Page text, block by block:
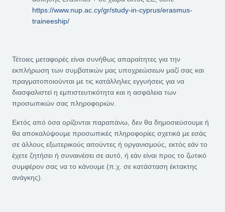
https://www.nup.ac.cy/gr/study-in-cyprus/erasmus-
traineeship/
Τέτοιες μεταφορές είναι συνήθως απαραίτητες για την
εκπλήρωση των συμβατικών μας υποχρεώσεων μαζί σας και
πραγματοποιούνται με τις κατάλληλες εγγυήσεις για να
διασφαλιστεί η εμπιστευτικότητα και η ασφάλεια των
προσωπικών σας πληροφοριών.
Εκτός από όσα ορίζονται παραπάνω, δεν θα δημοσιεύσουμε ή
θα αποκαλύψουμε προσωπικές πληροφορίες σχετικά με εσάς
σε άλλους εξωτερικούς αιτούντες ή οργανισμούς, εκτός εάν το
έχετε ζητήσει ή συναινέσει σε αυτό, ή εάν είναι προς το ζωτικό
συμφέρον σας να το κάνουμε (π.χ. σε κατάσταση έκτακτης
ανάγκης).